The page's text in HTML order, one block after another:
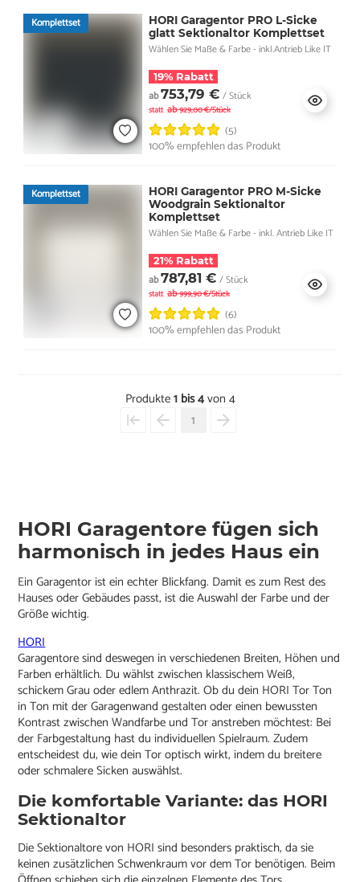
Komplettset
HORI Garagentor PRO L-Sicke
glatt Sektionaltor Komplettset
Wählen Sie Maße & Farbe - inkl.Antrieb Like IT
19% Rabatt
ab753,79 € / Stück
statt ab929,00 €/Stück
(5)
100% empfehlen das Produkt
Komplettset
HORI Garagentor PRO M-Sicke
Woodgrain Sektionaltor
Komplettset
Wählen Sie Maße & Farbe - inkl. Antrieb Like IT
21% Rabatt
ab787,81 € / Stück
statt ab999,90 €/Stück
(6)
100% empfehlen das Produkt
Produkte1 bis 4von 4
1
HORI Garagentore fügen sich
harmonisch in jedes Haus ein
Ein Garagentor ist ein echter Blickfang. Damit es zum Rest des
Hauses oder Gebäudes passt, ist die Auswahl der Farbe und der
Größe wichtig.
HORI
Garagentore sind deswegen in verschiedenen Breiten, Höhen und
Farben erhältlich. Du wählst zwischen klassischem Weiß,
schickem Grau oder edlem Anthrazit. Ob du dein HORI Tor Ton
in Ton mit der Garagenwand gestalten oder einen bewussten
Kontrast zwischen Wandfarbe und Tor anstreben möchtest: Bei
der Farbgestaltung hast du individuellen Spielraum. Zudem
entscheidest du, wie dein Tor optisch wirkt, indem du breitere
oder schmalere Sicken auswählst.
Die komfortable Variante: das HORI
Sektionaltor
Die Sektionaltore von HORI sind besonders praktisch, da sie
keinen zusätzlichen Schwenkraum vor dem Tor benötigen. Beim